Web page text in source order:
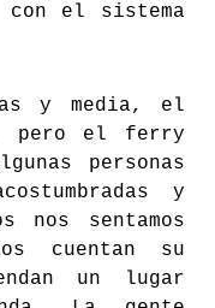
el sistema
y media, el
pero el ferry
personas
y
nos sentamos
cuentan su
un lugar